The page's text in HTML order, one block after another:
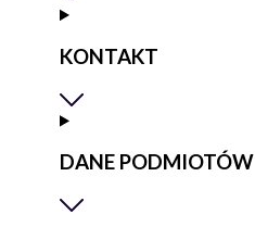
KONTAKT
DANE PODMIOTÓW